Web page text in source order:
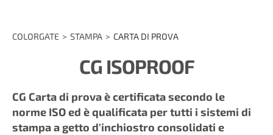
COLORGATE STAMPA CARTA DI PROVA
CG ISOPROOF
CG Carta di prova è certificata secondo le
norme ISO ed è qualificata per tutti i sistemi di
stampa a getto d'inchiostro consolidati e